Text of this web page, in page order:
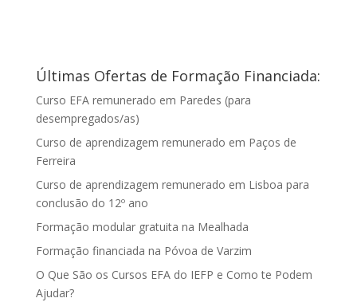
Últimas Ofertas de Formação Financiada:
Curso EFA remunerado em Paredes (para
desempregados/as)
Curso de aprendizagem remunerado em Paços de
Ferreira
Curso de aprendizagem remunerado em Lisboa para
conclusão do 12º ano
Formação modular gratuita na Mealhada
Formação financiada na Póvoa de Varzim
O Que São os Cursos EFA do IEFP e Como te Podem
Ajudar?